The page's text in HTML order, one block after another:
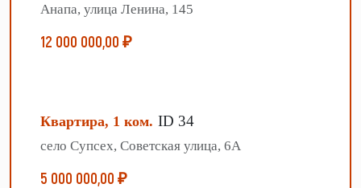
Анапа, улица Ленина, 145
12 000 000,00 ₽
Квартира, 1 ком. ID 34
село Супсех, Советская улица, 6А
5 000 000,00 ₽